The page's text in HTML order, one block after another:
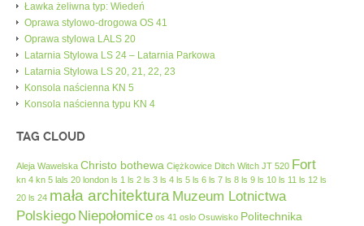
Ławka żeliwna typ: Wiedeń
Oprawa stylowo-drogowa OS 41
Oprawa stylowa LALS 20
Latarnia Stylowa LS 24 – Latarnia Parkowa
Latarnia Stylowa LS 20, 21, 22, 23
Konsola naścienna KN 5
Konsola naścienna typu KN 4
TAG CLOUD
Aleja Wawelska Christo bothewa Ciężkowice Ditch Witch JT 520 Fort
kn 4 kn 5 lals 20 london ls 1 ls 2 ls 3 ls 4 ls 5 ls 6 ls 7 ls 8 ls 9 ls 10 ls 11 ls 12 ls
20 ls 24 mała architektura Muzeum Lotnictwa
Polskiego Niepołomice os 41 oslo Osuwisko Politechnika